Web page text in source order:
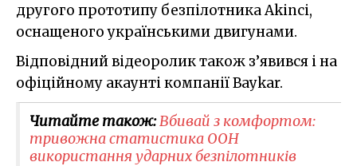
другого прототипу безпілотника Akinci,
оснащеного українськими двигунами.
Відповідний відеоролик також з’явився і на
офіційному акаунті компанії Baykar.
Читайте також:Вбивай з комфортом:
тривожна статистика ООН
використання ударних безпілотників